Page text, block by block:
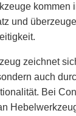
kommen
und
zeichnet
auch
Bei